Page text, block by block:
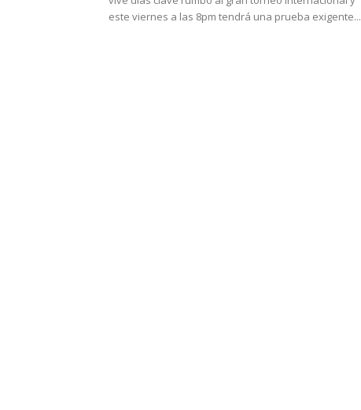
este viernes a las 8pm tendrá una prueba exigente...